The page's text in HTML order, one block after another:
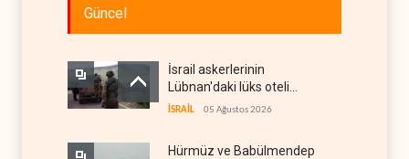
Güncel
İsrail askerlerinin
Lübnan'daki lüks oteli
yağmaladığı ortaya çıktı
İSRAİL 05 Ağustos 2026
Hürmüz ve Babülmendep